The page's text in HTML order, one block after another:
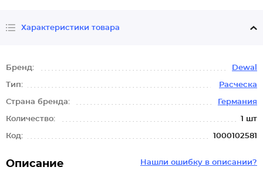
Характеристики товара
Бренд: Dewal
Тип: Расческа
Страна бренда: Германия
Количество: 1 шт
Код: 1000102581
Нашли ошибку в описании?
Описание